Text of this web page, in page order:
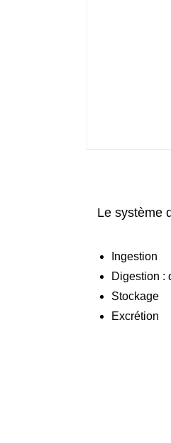
Le système
Ingestion
Digestion :
Stockage
Excrétion